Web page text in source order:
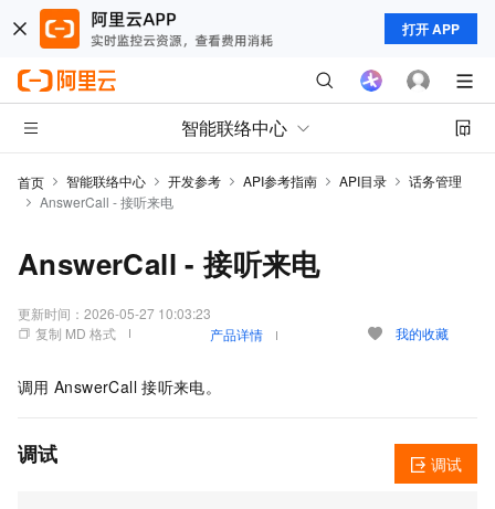
打开 APP
智能联络中心
首页 智能联络中心 开发参考 API参考指南 API目录
话务管理
AnswerCall - 接听来电
AnswerCall - 接听来电
更新时间： 2026-05-27 10:03:23
复制 MD 格式
产品详情 我的收藏
调用 AnswerCall 接听来电。
调试 调试